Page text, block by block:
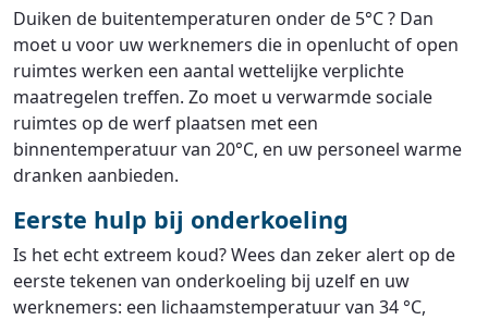
Duiken de buitentemperaturen onder de 5°C ? Dan
moet u voor uw werknemers die in openlucht of open
ruimtes werken een aantal wettelijke verplichte
maatregelen treffen. Zo moet u verwarmde sociale
ruimtes op de werf plaatsen met een
binnentemperatuur van 20°C, en uw personeel warme
dranken aanbieden.
Eerste hulp bij onderkoeling
Is het echt extreem koud? Wees dan zeker alert op de
eerste tekenen van onderkoeling bij uzelf en uw
werknemers: een lichaamstemperatuur van 34 °C,